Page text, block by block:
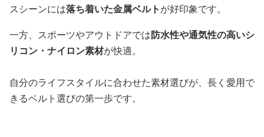
スシーンには落ち着いた金属ベルトが好印象です。
一方、スポーツやアウトドアでは防水性や通気性の高いシ
リコン・ナイロン素材が快適。
自分のライフスタイルに合わせた素材選びが、長く愛用で
きるベルト選びの第一歩です。